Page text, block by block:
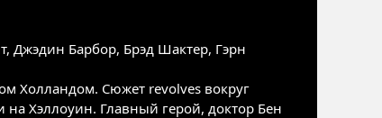
, Джэдин Барбор, Брэд Шактер, Гэрн
Холландом. Сюжет revolves вокруг
Хэллоуин. Главный герой, доктор Бен